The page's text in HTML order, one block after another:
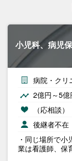
小児科、病児
病院・クリ
2億円～5億
（応相談）
後継者不在
・同じ場所で
業は看護師、